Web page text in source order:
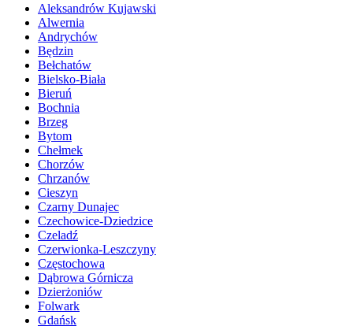
Aleksandrów Kujawski
Alwernia
Andrychów
Będzin
Bełchatów
Bielsko-Biała
Bieruń
Bochnia
Brzeg
Bytom
Chełmek
Chorzów
Chrzanów
Cieszyn
Czarny Dunajec
Czechowice-Dziedzice
Czeladź
Czerwionka-Leszczyny
Częstochowa
Dąbrowa Górnicza
Dzierżoniów
Folwark
Gdańsk